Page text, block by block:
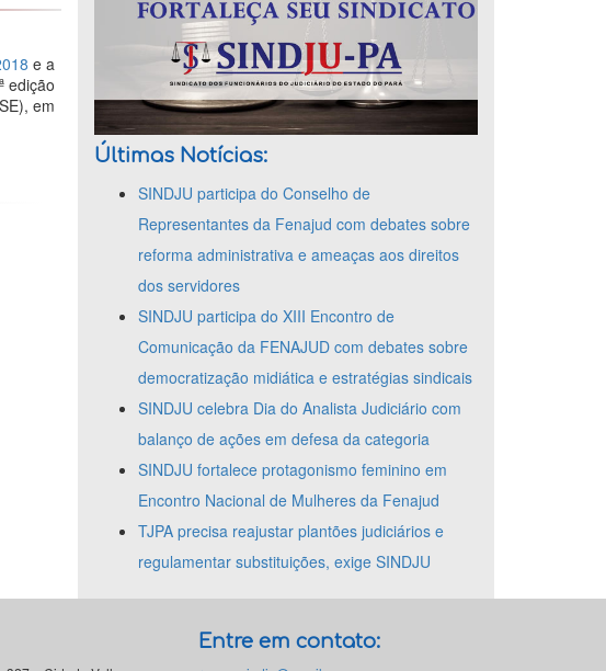
e a
edição
em
Últimas Notícias:
SINDJU participa do Conselho de
Representantes da Fenajud com debates sobre
reforma administrativa e ameaças aos direitos
dos servidores
SINDJU participa do XIII Encontro de
Comunicação da FENAJUD com debates sobre
democratização midiática e estratégias sindicais
SINDJU celebra Dia do Analista Judiciário com
balanço de ações em defesa da categoria
SINDJU fortalece protagonismo feminino em
Encontro Nacional de Mulheres da Fenajud
TJPA precisa reajustar plantões judiciários e
regulamentar substituições, exige SINDJU
Entre em contato: